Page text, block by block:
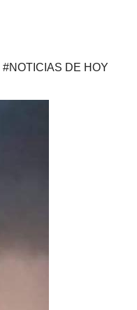
#NOTICIAS DE HOY